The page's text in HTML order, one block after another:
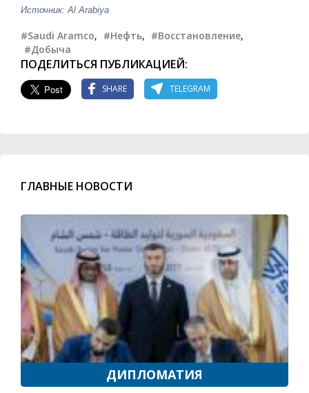
Источник: Al Arabiya
#Saudi Aramco, #Нефть, #Восстановление,
#Добыча
ПОДЕЛИТЬСЯ ПУБЛИКАЦИЕЙ:
SHARE TELEGRAM
ГЛАВНЫЕ НОВОСТИ
ДИПЛОМАТИЯ